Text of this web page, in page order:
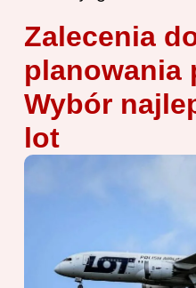
Zalecenia
planowania
Wybór
lot